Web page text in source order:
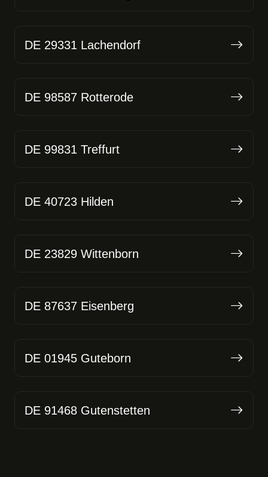
DE 29331 Lachendorf
DE 98587 Rotterode
DE 99831 Treffurt
DE 40723 Hilden
DE 23829 Wittenborn
DE 87637 Eisenberg
DE 01945 Guteborn
DE 91468 Gutenstetten